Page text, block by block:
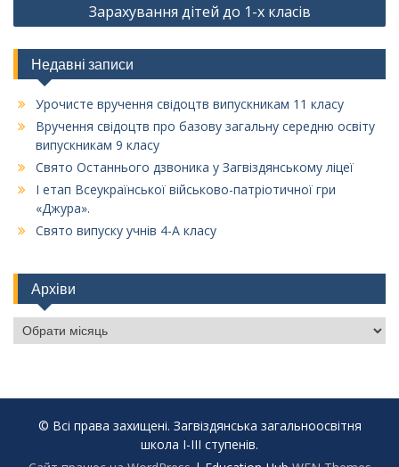
Зарахування дітей до 1-х класів
Недавні записи
Урочисте вручення свідоцтв випускникам 11 класу
Вручення свідоцтв про базову загальну середню освіту
випускникам 9 класу
Свято Останнього дзвоника у Загвіздянському ліцеї
І етап Всеукраїнської військово-патріотичної гри
«Джура».
Свято випуску учнів 4-А класу
Архіви
Архіви
© Всі права захищені. Загвіздянська загальноосвітня
школа І-ІІІ ступенів.